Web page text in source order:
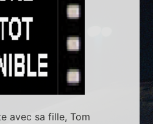
avec sa fille, Tom